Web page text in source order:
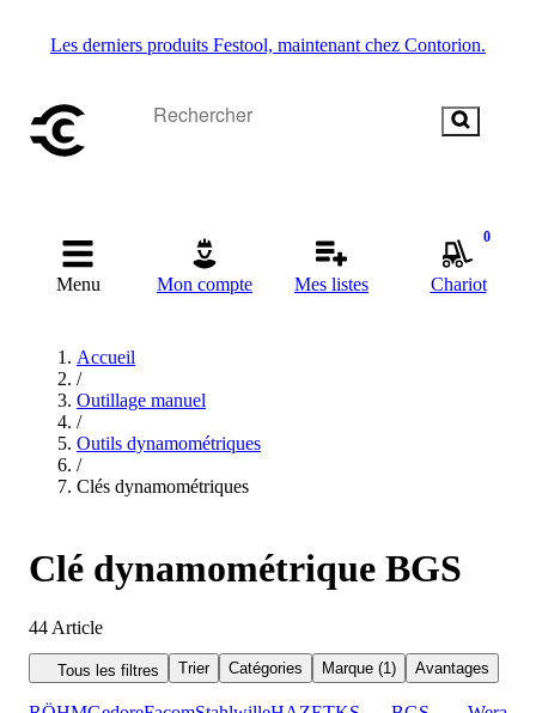
Les derniers produits Festool, maintenant chez Contorion.
Menu Mon compte Mes listes
0
Chariot
Accueil
/
Outillage manuel
/
Outils dynamométriques
/
Clés dynamométriques
Clé dynamométrique BGS
44 Article
Tous les filtres Trier Catégories Marque (1) Avantages